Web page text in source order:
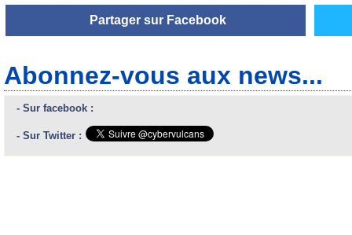
Partager sur Facebook
Abonnez-vous aux news...
- Sur facebook :
- Sur Twitter :